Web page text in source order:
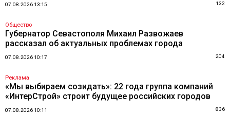
07.08.2026 13:15 132
Общество
Губернатор Севастополя Михаил Развожаев
рассказал об актуальных проблемах города
07.08.2026 10:17 204
Реклама
«Мы выбираем созидать»: 22 года группа компаний
«ИнтерСтрой» строит будущее российских городов
07.08.2026 10:11 836